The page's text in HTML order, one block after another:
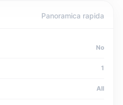
Panoramica rapida
No
1
All